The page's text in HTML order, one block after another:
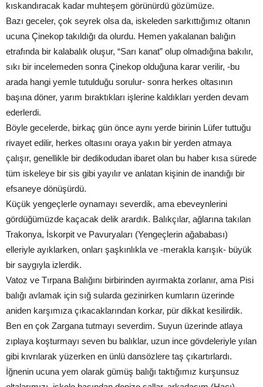
kıskandıracak kadar muhteşem görünürdü gözümüze.
Bazı geceler, çok seyrek olsa da, iskeleden sarkıttığımız oltanın
ucuna Çinekop takıldığı da olurdu. Hemen yakalanan balığın
etrafında bir kalabalık oluşur, “Sarı kanat” olup olmadığına bakılır,
sıkı bir incelemeden sonra Çinekop olduğuna karar verilir, -bu
arada hangi yemle tutulduğu sorulur- sonra herkes oltasının
başına döner, yarım bıraktıkları işlerine kaldıkları yerden devam
ederlerdi.
Böyle gecelerde, birkaç gün önce aynı yerde birinin Lüfer tuttuğu
rivayet edilir, herkes oltasını oraya yakın bir yerden atmaya
çalışır, genellikle bir dedikodudan ibaret olan bu haber kısa sürede
tüm iskeleye bir sis gibi yayılır ve anlatan kişinin de inandığı bir
efsaneye dönüşürdü.
Küçük yengeçlerle oynamayı severdik, ama ebeveynlerini
gördüğümüzde kaçacak delik arardık. Balıkçılar, ağlarına takılan
Trakonya, İskorpit ve Pavuryaları (Yengeçlerin ağababası)
elleriyle ayıklarken, onları şaşkınlıkla ve -merakla karışık- büyük
bir saygıyla izlerdik.
Vatoz ve Tırpana Balığını birbirinden ayırmakta zorlanır, ama Pisi
balığı avlamak için sığ sularda gezinirken kumların üzerinde
aniden karşımıza çıkacaklarından korkar, pür dikkat kesilirdik.
Ben en çok Zargana tutmayı severdim. Suyun üzerinde atlaya
zıplaya koşturmayı seven bu balıklar, uzun ince gövdeleriyle yılan
gibi kıvrılarak yüzerken en ünlü dansözlere taş çıkartırlardı.
İğnenin ucuna yem olarak gümüş balığı taktığımız kurşunsuz